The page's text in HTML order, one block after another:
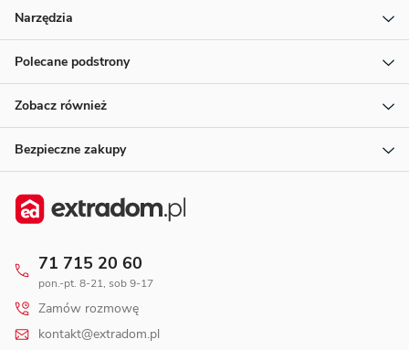
Narzędzia
Polecane podstrony
Zobacz również
Bezpieczne zakupy
71 715 20 60
pon.-pt. 8-21, sob 9-17
Zamów rozmowę
kontakt@extradom.pl